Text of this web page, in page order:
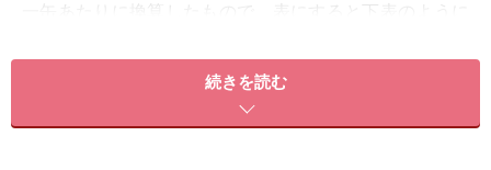
一缶あたりに換算したもので、表にすると下表のように
続きを読む